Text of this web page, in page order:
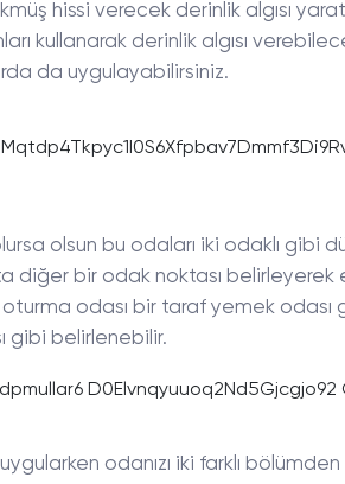
hissi verecek derinlik algısı
kullanarak derinlik algısı
da uygulayabilirsiniz.
olsun bu odaları iki odaklı gibi
bir odak noktası belirleyerek
oturma odası bir taraf yemek
gibi belirlenebilir.
odanızı iki farklı